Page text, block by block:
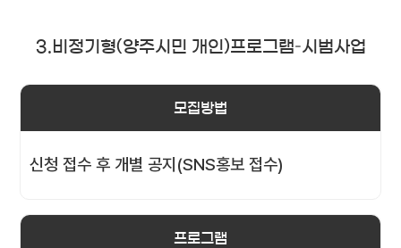
3.비정기형(양주시민 개인)프로그램–시범사업
모집방법
신청 접수 후 개별 공지(SNS홍보 접수)
프로그램